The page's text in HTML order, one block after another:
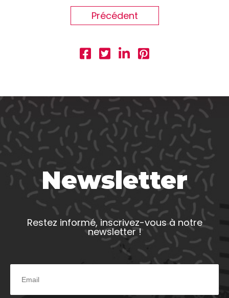
Précédent
Newsletter
Restez informé, inscrivez-vous à notre
newsletter !